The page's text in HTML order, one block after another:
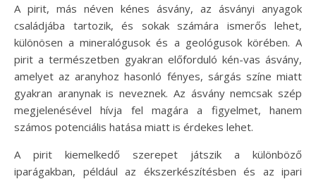
A pirit, más néven kénes ásvány, az ásványi anyagok
családjába tartozik, és sokak számára ismerős lehet,
különösen a mineralógusok és a geológusok körében. A
pirit a természetben gyakran előforduló kén-vas ásvány,
amelyet az aranyhoz hasonló fényes, sárgás színe miatt
gyakran aranynak is neveznek. Az ásvány nemcsak szép
megjelenésével hívja fel magára a figyelmet, hanem
számos potenciális hatása miatt is érdekes lehet.
A pirit kiemelkedő szerepet játszik a különböző
iparágakban, például az ékszerkészítésben és az ipari